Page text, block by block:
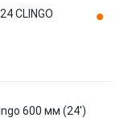
CLINGO
600 мм (24')